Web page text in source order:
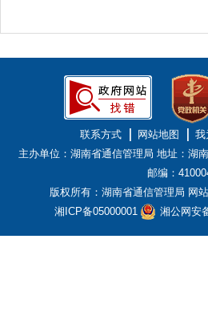
联系方式 网站地图
我
主办单位：湖南省通信管理局 地址：湖
邮编：
版权所有：湖南省通信管理局 网
湘ICP备05000001
湘公网安